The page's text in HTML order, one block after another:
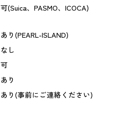
可(Suica、PASMO、ICOCA)
あり(PEARL-ISLAND)
なし
可
あり
あり(事前にご連絡ください)